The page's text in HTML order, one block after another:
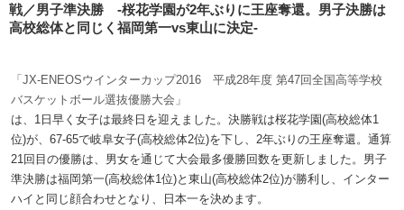
戦／男子準決勝 -桜花学園が2年ぶりに王座奪還。男子決勝は
高校総体と同じく福岡第一vs東山に決定-
「JX-ENEOSウインターカップ2016 平成28年度 第47回全国高等学校
バスケットボール選抜優勝大会」
は、1日早く女子は最終日を迎えました。決勝戦は桜花学園(高校総体1
位)が、67-65で岐阜女子(高校総体2位)を下し、2年ぶりの王座奪還。通算
21回目の優勝は、男女を通じて大会最多優勝回数を更新しました。男子
準決勝は福岡第一(高校総体1位)と東山(高校総体2位)が勝利し、インター
ハイと同じ顔合わせとなり、日本一を決めます。